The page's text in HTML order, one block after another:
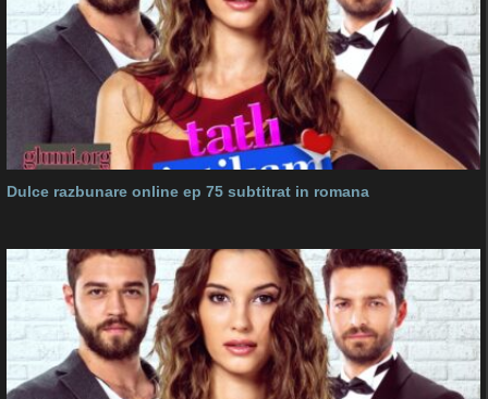
Dulce razbunare online ep 75 subtitrat in romana